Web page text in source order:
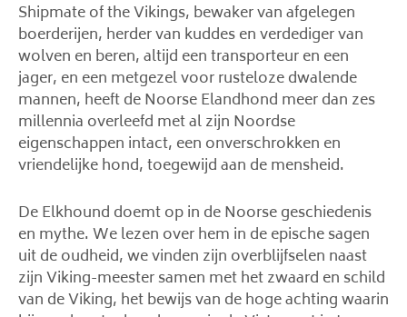
Shipmate of the Vikings, bewaker van afgelegen
boerderijen, herder van kuddes en verdediger van
wolven en beren, altijd een transporteur en een
jager, en een metgezel voor rusteloze dwalende
mannen, heeft de Noorse Elandhond meer dan zes
millennia overleefd met al zijn Noordse
eigenschappen intact, een onverschrokken en
vriendelijke hond, toegewijd aan de mensheid.
De Elkhound doemt op in de Noorse geschiedenis
en mythe. We lezen over hem in de epische sagen
uit de oudheid, we vinden zijn overblijfselen naast
zijn Viking-meester samen met het zwaard en schild
van de Viking, het bewijs van de hoge achting waarin